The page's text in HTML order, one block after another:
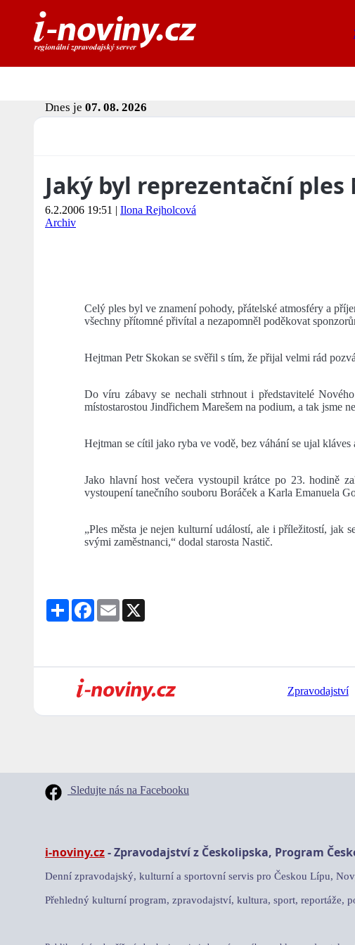
Dnes je 07. 08. 2026
Jaký byl reprezentační ples
6.2.2006 19:51 | Ilona Rejholcová
Archiv
Celý ples byl ve znamení pohody, přátelské atmosféry a
všechny přítomné přivítal a nezapomněl poděkovat
Hejtman Petr Skokan se svěřil s tím, že přijal velmi rád
Do víru zábavy se nechali strhnout i představitelé
místostarostou Jindřichem Marešem na podium, a tak jsme
Hejtman se cítil jako ryba ve vodě, bez váhání se ujal kláves
Jako hlavní host večera vystoupil krátce po 23. hodině
vystoupení tanečního souboru Boráček a Karla Emanuela
„Ples města je nejen kulturní událostí, ale i příležitostí, jak
svými zaměstnanci,“ dodal starosta Nastič.
Share Facebook
Email
Zpravodajství
Sledujte nás na Facebooku
i-noviny.cz- Zpravodajství z Českolipska, Program
Denní zpravodajský, kulturní a sportovní servis pro Českou Lípu,
Přehledný kulturní program, zpravodajství, kultura, sport, reportáže,